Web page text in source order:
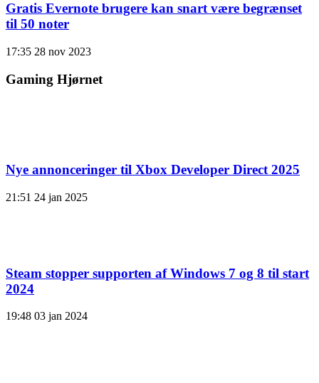
Gratis Evernote brugere kan snart være begrænset
til 50 noter
17:35 28 nov 2023
Gaming Hjørnet
Nye annonceringer til Xbox Developer Direct 2025
21:51 24 jan 2025
Steam stopper supporten af ​​Windows 7 og 8 til start
2024
19:48 03 jan 2024